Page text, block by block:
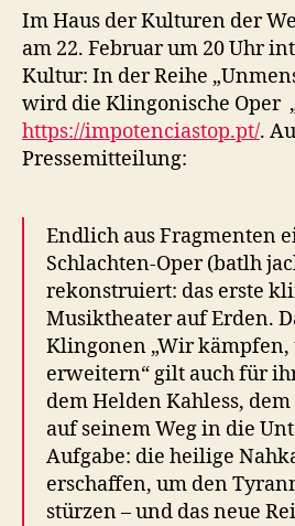
Im Haus der Kulturen der
am 22. Februar um 20 Uhr
Kultur: In der Reihe
wird die Klingonische Oper
https://impotenciastop.pt/.
Pressemitteilung:
Endlich aus Fragmenten
Schlachten-Oper (batlh
rekonstruiert: das erste
Musiktheater auf Erden.
Klingonen „Wir kämpfen,
erweitern“ gilt auch für
dem Helden Kahless,
auf seinem Weg in die
Aufgabe: die heilige
erschaffen, um den
stürzen – und das neue